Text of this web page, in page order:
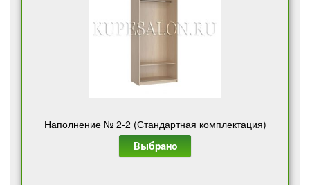
Наполнение № 2-2 (Стандартная комплектация)
Выбрано